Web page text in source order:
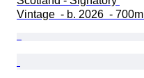
Vintage  - b. 2026  - 700ml